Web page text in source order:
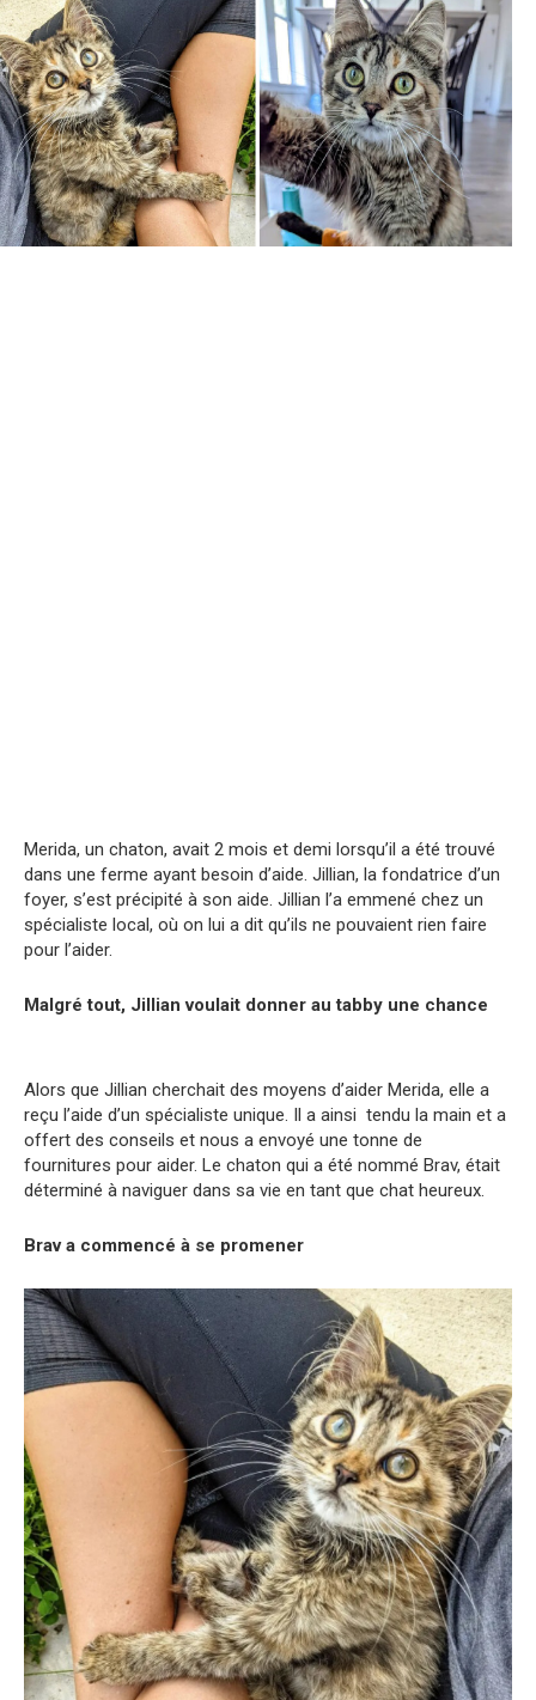
Merida, un chaton, avait 2 mois et demi lorsqu’il a été trouvé
dans une ferme ayant besoin d’aide. Jillian, la fondatrice d’un
foyer, s’est précipité à son aide. Jillian l’a emmené chez un
spécialiste local, où on lui a dit qu’ils ne pouvaient rien faire
pour l’aider.
Malgré tout, Jillian voulait donner au tabby une chance
Alors que Jillian cherchait des moyens d’aider Merida, elle a
reçu l’aide d’un spécialiste unique. Il a ainsi tendu la main et a
offert des conseils et nous a envoyé une tonne de
fournitures pour aider. Le chaton qui a été nommé Brav, était
déterminé à naviguer dans sa vie en tant que chat heureux.
Brav a commencé à se promener